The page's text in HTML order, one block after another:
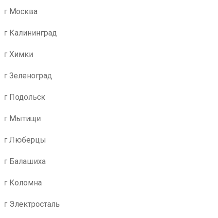
г Москва
г Калининград
г Химки
г Зеленоград
г Подольск
г Мытищи
г Люберцы
г Балашиха
г Коломна
г Электросталь